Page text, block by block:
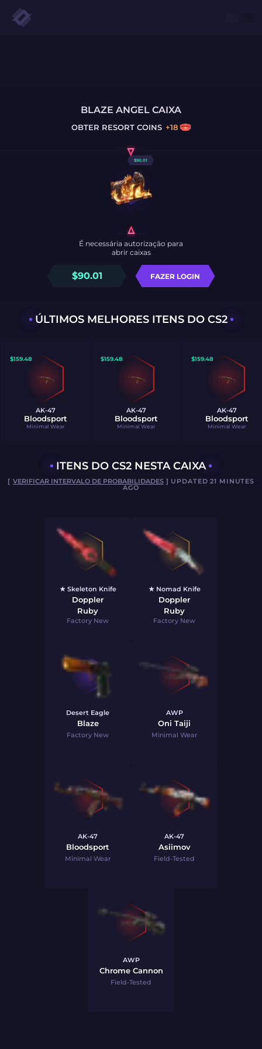
BLAZE ANGEL CAIXA
OBTER RESORT COINS +18
$90.01
$90.01 FAZER LOGIN
É necessária autorização para
abrir caixas
ÚLTIMOS MELHORES ITENS DO CS2
$159.48
AK-47
Bloodsport
Minimal Wear
$159.48
AK-47
Bloodsport
Minimal Wear
$159.48
AK-47
Bloodsport
Minimal Wear
ITENS DO CS2 NESTA CAIXA
[ VERIFICAR INTERVALO DE PROBABILIDADES] UPDATED 21 MINUTES
AGO
★ Skeleton Knife
Doppler
Ruby
Factory New
★ Nomad Knife
Doppler
Ruby
Factory New
Desert Eagle
Blaze
Factory New
AWP
Oni Taiji
Minimal Wear
AK-47
Bloodsport
Minimal Wear
AK-47
Asiimov
Field-Tested
AWP
Chrome Cannon
Field-Tested